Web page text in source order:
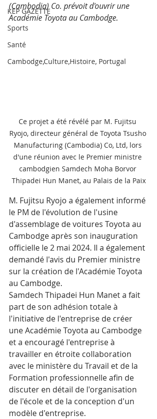
KEP GAZETTE
Sports
Santé
Cambodge,Culture,Histoire, Portugal
(Cambodia) Co. prévoit d'ouvrir une
Académie Toyota au Cambodge.
Ce projet a été révélé par M. Fujitsu
Ryojo, directeur général de Toyota Tsusho
Manufacturing (Cambodia) Co, Ltd, lors
d'une réunion avec le Premier ministre
cambodgien Samdech Moha Borvor
Thipadei Hun Manet, au Palais de la Paix
M. Fujitsu Ryojo a également informé
le PM de l'évolution de l'usine
d'assemblage de voitures Toyota au
Cambodge après son inauguration
officielle le 2 mai 2024. Il a également
demandé l'avis du Premier ministre
sur la création de l'Académie Toyota
au Cambodge.
Samdech Thipadei Hun Manet a fait
part de son adhésion totale à
l'initiative de l'entreprise de créer
une Académie Toyota au Cambodge
et a encouragé l'entreprise à
travailler en étroite collaboration
avec le ministère du Travail et de la
Formation professionnelle afin de
discuter en détail de l'organisation
de l'école et de la conception d'un
modèle d'entreprise.